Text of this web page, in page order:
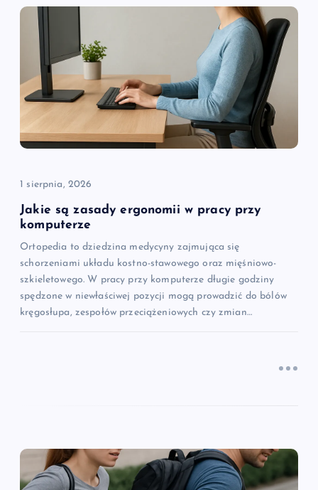
c
a
w
s
u
1 sierpnia, 2026
Jakie są zasady ergonomii w pracy przy
komputerze
Ortopedia to dziedzina medycyny zajmująca się
schorzeniami układu kostno-stawowego oraz mięśniowo-
szkieletowego. W pracy przy komputerze długie godziny
spędzone w niewłaściwej pozycji mogą prowadzić do bólów
kręgosłupa, zespołów przeciążeniowych czy zmian…